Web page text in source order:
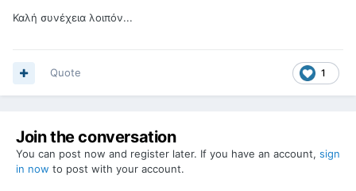
Καλή συνέχεια λοιπόν...
1
Quote
Join the conversation
You can post now and register later. If you have an account, sign
in now to post with your account.